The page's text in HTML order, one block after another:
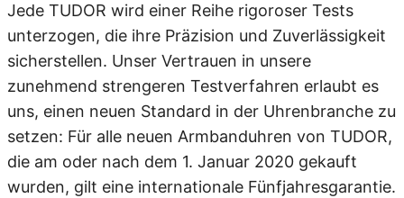
Jede TUDOR wird einer Reihe rigoroser Tests
unterzogen, die ihre Präzision und Zuverlässigkeit
sicherstellen. Unser Vertrauen in unsere
zunehmend strengeren Testverfahren erlaubt es
uns, einen neuen Standard in der Uhrenbranche zu
setzen: Für alle neuen Armbanduhren von TUDOR,
die am oder nach dem 1. Januar 2020 gekauft
wurden, gilt eine internationale Fünfjahresgarantie.